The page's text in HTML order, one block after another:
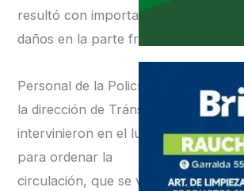
resultó con importantes
daños en la parte frontal.
Personal de la Policía y de
la dirección de Tránsito
intervinieron en el lugar
para ordenar la
circulación, que se vio